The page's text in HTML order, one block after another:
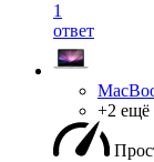
1
ответ
+2 ещё